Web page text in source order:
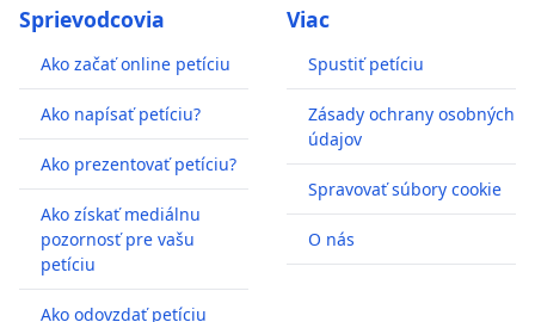
Sprievodcovia
Ako začať online petíciu
Ako napísať petíciu?
Ako prezentovať petíciu?
Ako získať mediálnu
pozornosť pre vašu
petíciu
Ako odovzdať petíciu
Viac
Spustiť petíciu
Zásady ochrany osobných
údajov
Spravovať súbory cookie
O nás